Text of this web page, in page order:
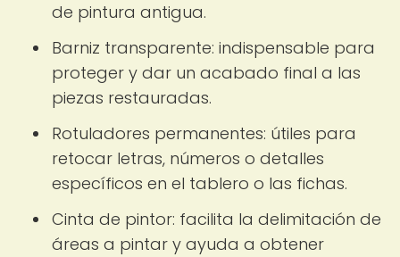
de pintura antigua.
Barniz transparente: indispensable para
proteger y dar un acabado final a las
piezas restauradas.
Rotuladores permanentes: útiles para
retocar letras, números o detalles
específicos en el tablero o las fichas.
Cinta de pintor: facilita la delimitación de
áreas a pintar y ayuda a obtener